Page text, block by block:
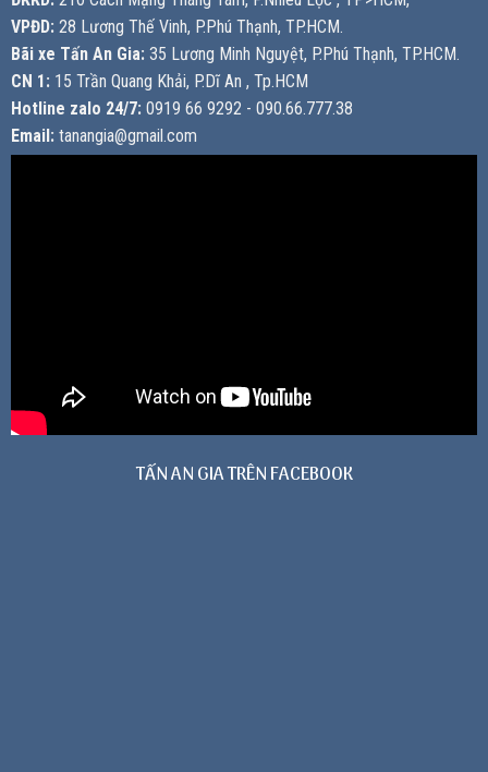
VPĐD: 28 Lương Thế Vinh, P.Phú Thạnh, TP.HCM.
Bãi xe Tấn An Gia: 35 Lương Minh Nguyệt, P.Phú Thạnh, TP.HCM.
CN 1: 15 Trần Quang Khải, P.Dĩ An , Tp.HCM
Hotline zalo 24/7: 0919 66 9292 - 090.66.777.38
Email: tanangia@gmail.com
TẤN AN GIA TRÊN FACEBOOK